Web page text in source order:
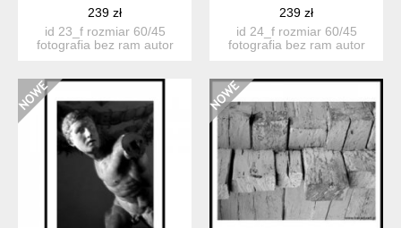
239 zł
id 23_f rozmiar 60/45
fotografia bez ram autor
239 zł
id 24_f rozmiar 60/45
fotografia bez ram autor